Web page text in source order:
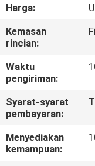
KONTROL
KUALITAS
HUBUNGI
KAMI
PENAWARAN
Harga:
Kemasan
rincian:
Waktu
pengiriman:
Syarat-syarat
pembayaran:
Menyediakan
kemampuan: